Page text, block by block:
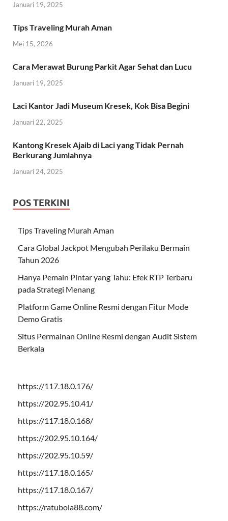
Januari 19, 2025
Tips Traveling Murah Aman
Mei 15, 2026
Cara Merawat Burung Parkit Agar Sehat dan Lucu
Januari 19, 2025
Laci Kantor Jadi Museum Kresek, Kok Bisa Begini
Januari 22, 2025
Kantong Kresek Ajaib di Laci yang Tidak Pernah
Berkurang Jumlahnya
Januari 24, 2025
POS TERKINI
Tips Traveling Murah Aman
Cara Global Jackpot Mengubah Perilaku Bermain
Tahun 2026
Hanya Pemain Pintar yang Tahu: Efek RTP Terbaru
pada Strategi Menang
Platform Game Online Resmi dengan Fitur Mode
Demo Gratis
Situs Permainan Online Resmi dengan Audit Sistem
Berkala
https://117.18.0.176/
https://202.95.10.41/
https://117.18.0.168/
https://202.95.10.164/
https://202.95.10.59/
https://117.18.0.165/
https://117.18.0.167/
https://ratubola88.com/